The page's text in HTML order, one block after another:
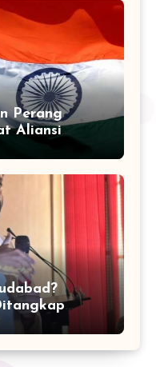
Perang
Aliansi